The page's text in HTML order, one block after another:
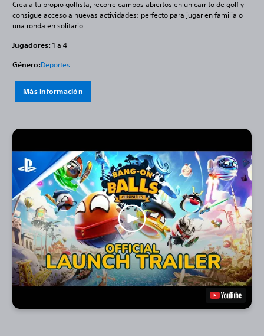
Crea a tu propio golfista, recorre campos abiertos en un carrito de golf y
consigue acceso a nuevas actividades: perfecto para jugar en familia o
una ronda en solitario.
Jugadores: 1 a 4
Género:Deportes
Más información